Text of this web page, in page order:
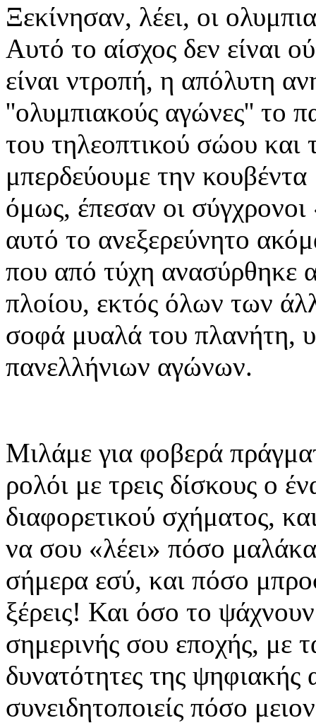
Ξεκίνησαν, λέει, οι
Αυτό το αίσχος δεν είναι
είναι ντροπή, η απόλυτη
''ολυμπιακούς αγώνες'' το
του τηλεοπτικού σώου
μπερδεύουμε την
όμως, έπεσαν οι σύγχρονοι
αυτό το ανεξερεύνητο
που από τύχη ανασύρθηκε
πλοίου, εκτός όλων των
σοφά μυαλά του πλανήτη,
πανελλήνιων αγώνων.
Μιλάμε για φοβερά
ρολόι με τρεις δίσκους ο
διαφορετικού σχήματος,
να σου «λέει» πόσο
σήμερα εσύ, και πόσο
ξέρεις! Και όσο το
σημερινής σου εποχής, με
δυνατότητες της ψηφιακής
συνειδητοποιείς πόσο